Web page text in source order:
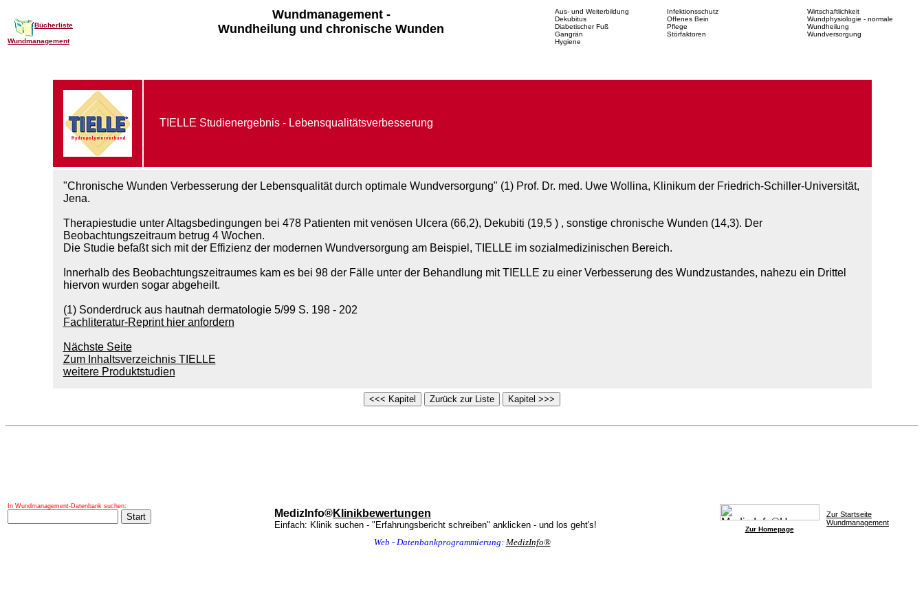
Bücherliste
Wundmanagement
Wundmanagement -
Wundheilung und chronische Wunden
Aus- und Weiterbildung
Dekubitus
Diabetischer Fuß
Gangrän
Hygiene
Infektionsschutz
Offenes Bein
Pflege
Störfaktoren
Wirtschaftlichkeit
Wundphysiologie - normale
Wundheilung
Wundversorgung
TIELLE Studienergebnis - Lebensqualitätsverbesserung
"Chronische Wunden Verbesserung der Lebensqualität durch optimale Wundversorgung" (1) Prof. Dr. med. Uwe Wollina, Klinikum der Friedrich-Schiller-Universität,
Jena.
Therapiestudie unter Altagsbedingungen bei 478 Patienten mit venösen Ulcera (66,2), Dekubiti (19,5 ) , sonstige chronische Wunden (14,3). Der
Beobachtungszeitraum betrug 4 Wochen.
Die Studie befaßt sich mit der Effizienz der modernen Wundversorgung am Beispiel, TIELLE im sozialmedizinischen Bereich.
Innerhalb des Beobachtungszeitraumes kam es bei 98 der Fälle unter der Behandlung mit TIELLE zu einer Verbesserung des Wundzustandes, nahezu ein Drittel
hiervon wurden sogar abgeheilt.
(1) Sonderdruck aus hautnah dermatologie 5/99 S. 198 - 202
Fachliteratur-Reprint hier anfordern
Nächste Seite
Zum Inhaltsverzeichnis TIELLE
weitere Produktstudien
In Wundmanagement-Datenbank suchen:
MedizInfo®Klinikbewertungen
Einfach: Klinik suchen - "Erfahrungsbericht schreiben" anklicken - und los geht's! Zur Homepage
Zur Startseite
Wundmanagement
Web - Datenbankprogrammierung: MedizInfo®